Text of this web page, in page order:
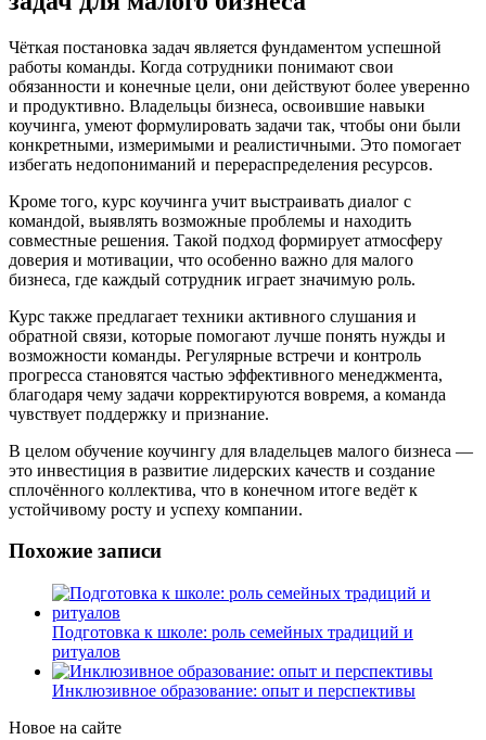
Чёткая постановка задач является фундаментом успешной
работы команды. Когда сотрудники понимают свои
обязанности и конечные цели, они действуют более уверенно
и продуктивно. Владельцы бизнеса, освоившие навыки
коучинга, умеют формулировать задачи так, чтобы они были
конкретными, измеримыми и реалистичными. Это помогает
избегать недопониманий и перераспределения ресурсов.
Кроме того, курс коучинга учит выстраивать диалог с
командой, выявлять возможные проблемы и находить
совместные решения. Такой подход формирует атмосферу
доверия и мотивации, что особенно важно для малого
бизнеса, где каждый сотрудник играет значимую роль.
Курс также предлагает техники активного слушания и
обратной связи, которые помогают лучше понять нужды и
возможности команды. Регулярные встречи и контроль
прогресса становятся частью эффективного менеджмента,
благодаря чему задачи корректируются вовремя, а команда
чувствует поддержку и признание.
В целом обучение коучингу для владельцев малого бизнеса —
это инвестиция в развитие лидерских качеств и создание
сплочённого коллектива, что в конечном итоге ведёт к
устойчивому росту и успеху компании.
Похожие записи
Подготовка к школе: роль семейных традиций и
ритуалов
Инклюзивное образование: опыт и перспективы
Новое на сайте